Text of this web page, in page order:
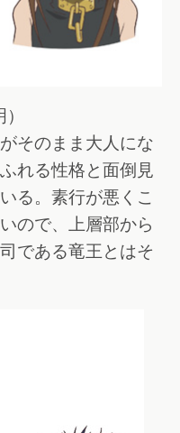
そのまま大人にな
れる性格と面倒見
る。素行が悪くこ
ので、上層部から
である竜王とはそ